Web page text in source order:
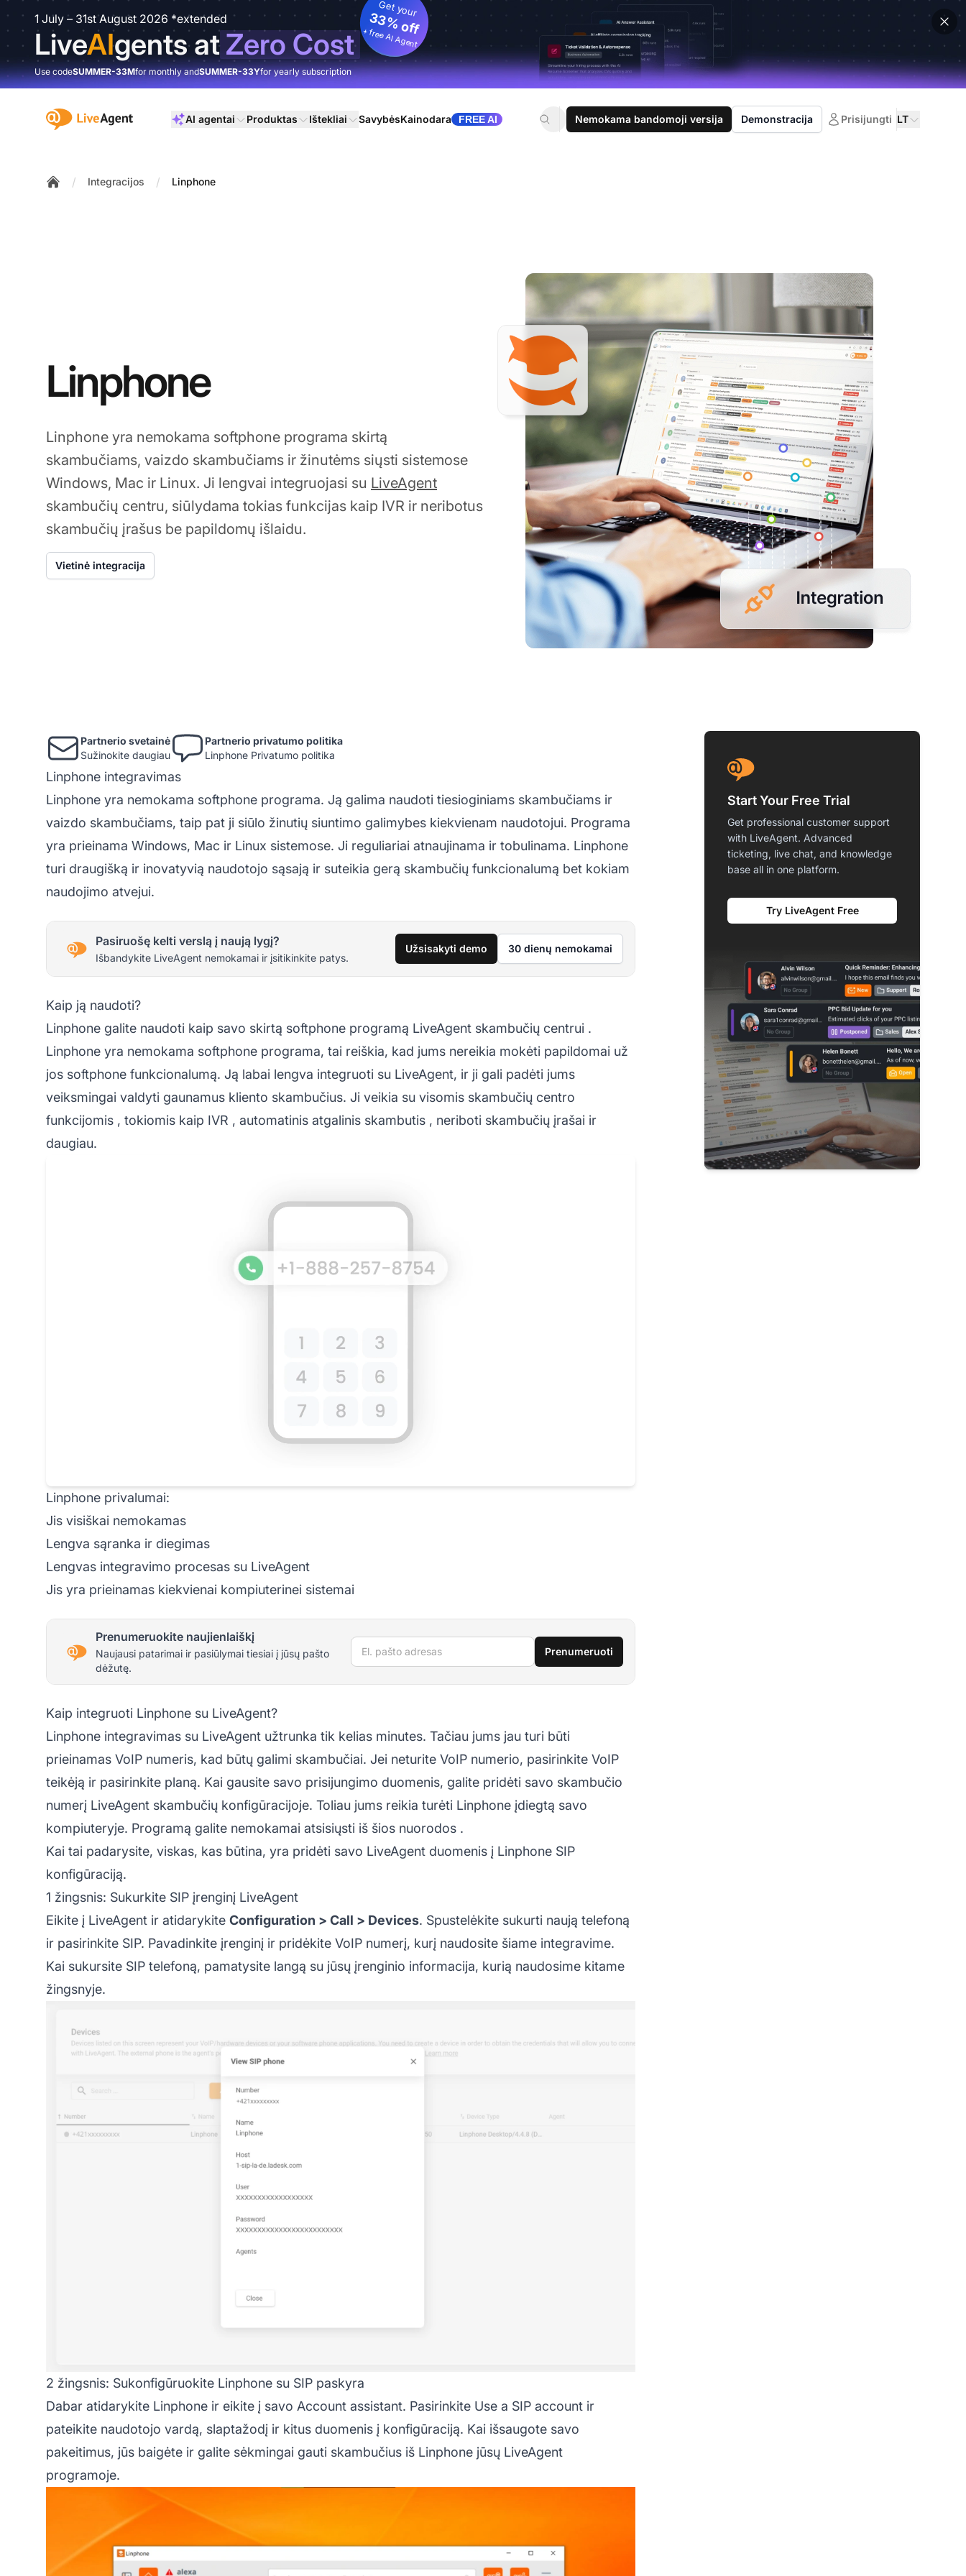
1 July – 31st August 2026 *extended
LiveAIgents atZero Cost
Get your
33% off
+ free AI Agent
Use codeSUMMER-33Mfor monthly andSUMMER-33Yfor yearly subscription
:site.title AI agentai Produktas Ištekliai SavybėsKainodara FREE AI Nemokama bandomoji versija Demonstracija Prisijungti LT
/ Integracijos / Linphone
Linphone
Linphone yra nemokama softphone programa skirtą
skambučiams, vaizdo skambučiams ir žinutėms siųsti sistemose
Windows, Mac ir Linux. Ji lengvai integruojasi su LiveAgent
skambučių centru, siūlydama tokias funkcijas kaip IVR ir neribotus
skambučių įrašus be papildomų išlaidu.
Vietinė integracija
Partnerio svetainė
Sužinokite daugiau
Partnerio privatumo politika
Linphone Privatumo politika
Linphone integravimas
Linphone yra nemokama softphone programa. Ją galima naudoti tiesioginiams skambučiams ir
vaizdo skambučiams, taip pat ji siūlo žinutių siuntimo galimybes kiekvienam naudotojui. Programa
yra prieinama Windows, Mac ir Linux sistemose. Ji reguliariai atnaujinama ir tobulinama. Linphone
turi draugišką ir inovatyvią naudotojo sąsają ir suteikia gerą skambučių funkcionalumą bet kokiam
naudojimo atvejui.
Pasiruošę kelti verslą į naują lygį?
Išbandykite LiveAgent nemokamai ir įsitikinkite patys.
Užsisakyti demo 30 dienų nemokamai
Kaip ją naudoti?
Linphone galite naudoti kaip savo skirtą softphone programą LiveAgent skambučių centrui .
Linphone yra nemokama softphone programa, tai reiškia, kad jums nereikia mokėti papildomai už
jos softphone funkcionalumą. Ją labai lengva integruoti su LiveAgent, ir ji gali padėti jums
veiksmingai valdyti gaunamus kliento skambučius. Ji veikia su visomis skambučių centro
funkcijomis , tokiomis kaip IVR , automatinis atgalinis skambutis , neriboti skambučių įrašai ir
daugiau.
Linphone privalumai:
Jis visiškai nemokamas
Lengva sąranka ir diegimas
Lengvas integravimo procesas su LiveAgent
Jis yra prieinamas kiekvienai kompiuterinei sistemai
Prenumeruokite naujienlaiškį
Naujausi patarimai ir pasiūlymai tiesiai į jūsų pašto
dėžutę.
El. pašto adresas Prenumeruoti
Kaip integruoti Linphone su LiveAgent?
Linphone integravimas su LiveAgent užtrunka tik kelias minutes. Tačiau jums jau turi būti
prieinamas VoIP numeris, kad būtų galimi skambučiai. Jei neturite VoIP numerio, pasirinkite VoIP
teikėją ir pasirinkite planą. Kai gausite savo prisijungimo duomenis, galite pridėti savo skambučio
numerį LiveAgent skambučių konfigūracijoje. Toliau jums reikia turėti Linphone įdiegtą savo
kompiuteryje. Programą galite nemokamai atsisiųsti iš šios nuorodos .
Kai tai padarysite, viskas, kas būtina, yra pridėti savo LiveAgent duomenis į Linphone SIP
konfigūraciją.
1 žingsnis: Sukurkite SIP įrenginį LiveAgent
Eikite į LiveAgent ir atidarykite Configuration > Call > Devices. Spustelėkite sukurti naują telefoną
ir pasirinkite SIP. Pavadinkite įrenginį ir pridėkite VoIP numerį, kurį naudosite šiame integravime.
Kai sukursite SIP telefoną, pamatysite langą su jūsų įrenginio informacija, kurią naudosime kitame
žingsnyje.
2 žingsnis: Sukonfigūruokite Linphone su SIP paskyra
Dabar atidarykite Linphone ir eikite į savo Account assistant. Pasirinkite Use a SIP account ir
pateikite naudotojo vardą, slaptažodį ir kitus duomenis į konfigūraciją. Kai išsaugote savo
pakeitimus, jūs baigėte ir galite sėkmingai gauti skambučius iš Linphone jūsų LiveAgent
programoje.
Start Your Free Trial
Get professional customer support
with LiveAgent. Advanced
ticketing, live chat, and knowledge
base all in one platform.
Try LiveAgent Free